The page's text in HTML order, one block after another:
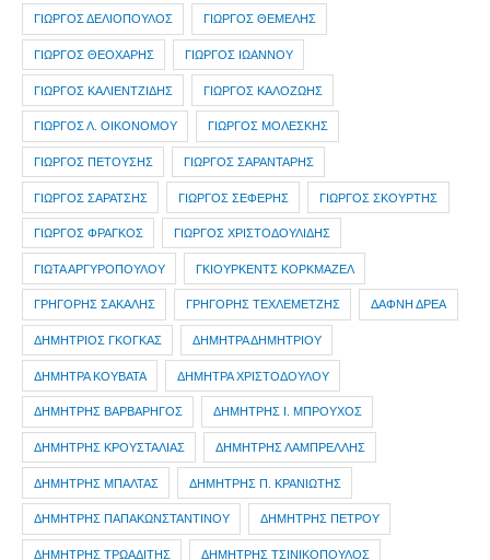
ΓΙΩΡΓΟΣ ΔΕΛΙΟΠΟΥΛΟΣ ΓΙΩΡΓΟΣ ΘΕΜΕΛΗΣ
ΓΙΩΡΓΟΣ ΘΕΟΧΑΡΗΣ ΓΙΩΡΓΟΣ ΙΩΑΝΝΟΥ
ΓΙΩΡΓΟΣ ΚΑΛΙΕΝΤΖΙΔΗΣ ΓΙΩΡΓΟΣ ΚΑΛΟΖΩΗΣ
ΓΙΩΡΓΟΣ Λ. ΟΙΚΟΝΟΜΟΥ ΓΙΩΡΓΟΣ ΜΟΛΕΣΚΗΣ
ΓΙΩΡΓΟΣ ΠΕΤΟΥΣΗΣ ΓΙΩΡΓΟΣ ΣΑΡΑΝΤΑΡΗΣ
ΓΙΩΡΓΟΣ ΣΑΡΑΤΣΗΣ ΓΙΩΡΓΟΣ ΣΕΦΕΡΗΣ ΓΙΩΡΓΟΣ ΣΚΟΥΡΤΗΣ
ΓΙΩΡΓΟΣ ΦΡΑΓΚΟΣ ΓΙΩΡΓΟΣ ΧΡΙΣΤΟΔΟΥΛΙΔΗΣ
ΓΙΩΤΑ ΑΡΓΥΡΟΠΟΥΛΟΥ ΓΚΙΟΥΡΚΕΝΤΣ ΚΟΡΚΜΑΖΕΛ
ΓΡΗΓΟΡΗΣ ΣΑΚΑΛΗΣ ΓΡΗΓΟΡΗΣ ΤΕΧΛΕΜΕΤΖΗΣ ΔΑΦΝΗ ΔΡΕΑ
ΔΗΜΗΤΡIOΣ ΓΚΟΓΚΑΣ ΔΗΜΗΤΡΑ ΔΗΜΗΤΡΙΟΥ
ΔΗΜΗΤΡΑ ΚΟΥΒΑΤΑ ΔΗΜΗΤΡΑ ΧΡΙΣΤΟΔΟΥΛΟΥ
ΔΗΜΗΤΡΗΣ ΒΑΡΒΑΡΗΓΟΣ ΔΗΜΗΤΡΗΣ Ι. ΜΠΡΟΥΧΟΣ
ΔΗΜΗΤΡΗΣ ΚΡΟΥΣΤΑΛΙΑΣ ΔΗΜΗΤΡΗΣ ΛΑΜΠΡΕΛΛΗΣ
ΔΗΜΗΤΡΗΣ ΜΠΑΛΤΑΣ ΔΗΜΗΤΡΗΣ Π. ΚΡΑΝΙΩΤΗΣ
ΔΗΜΗΤΡΗΣ ΠΑΠΑΚΩΝΣΤΑΝΤΙΝΟΥ ΔΗΜΗΤΡΗΣ ΠΕΤΡΟΥ
ΔΗΜΗΤΡΗΣ ΤΡΩΑΔΙΤΗΣ ΔΗΜΗΤΡΗΣ ΤΣΙΝΙΚΟΠΟΥΛΟΣ